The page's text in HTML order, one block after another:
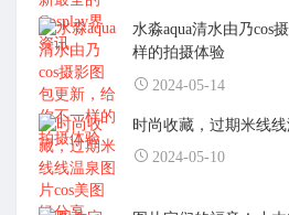
水淼aqua清水由乃cos
样的拍摄体验
2024-05-14
时尚收藏，过期米线
2024-05-10